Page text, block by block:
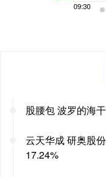
股腰包 波罗的海
云天华成 研奥股
17.24%